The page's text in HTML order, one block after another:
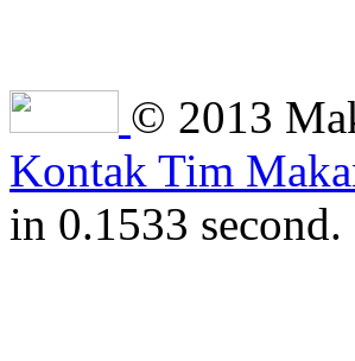
© 2013
Kontak Tim
in 0.1533 second.